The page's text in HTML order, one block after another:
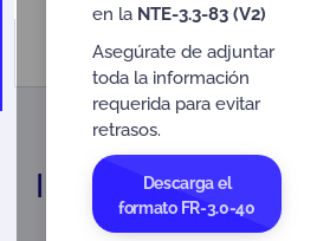
Descargar
286 KB
Infórmate con
sobre el
en la NTE-3.3-83 (V2)
Asegúrate de adjuntar
toda la información
requerida para evitar
retrasos.
Descarga el
formato FR-3.0-40